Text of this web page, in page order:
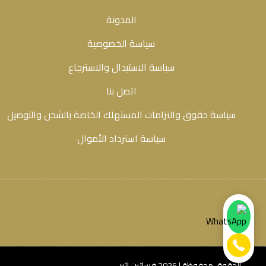
المدونة
سياسة الخصوصية
سياسة الاستبدال والاسترجاع
اتصل بنا
سياسة حقوق والتزامات المستهلك الخاصة بالشحن والتوصيل
سياسة استرداد الأموال